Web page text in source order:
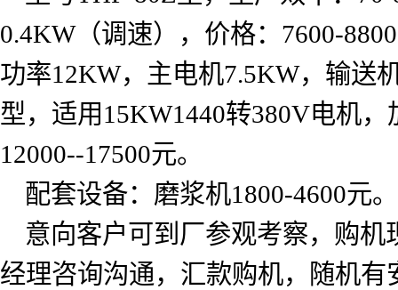
0.4KW（调速），价格： 7600-8800
功率12KW，主电机7.5KW，输送
型，适用 15KW1440转380V电机，
12000--17500元。
配套设备：磨浆机1800-4600元。
意向客户可到厂参观考察，购
经理咨询沟通，汇款购机，随机